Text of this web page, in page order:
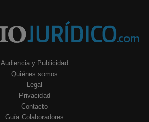
Audiencia y Publicidad
Quiénes somos
Legal
Privacidad
Contacto
Guía Colaboradores